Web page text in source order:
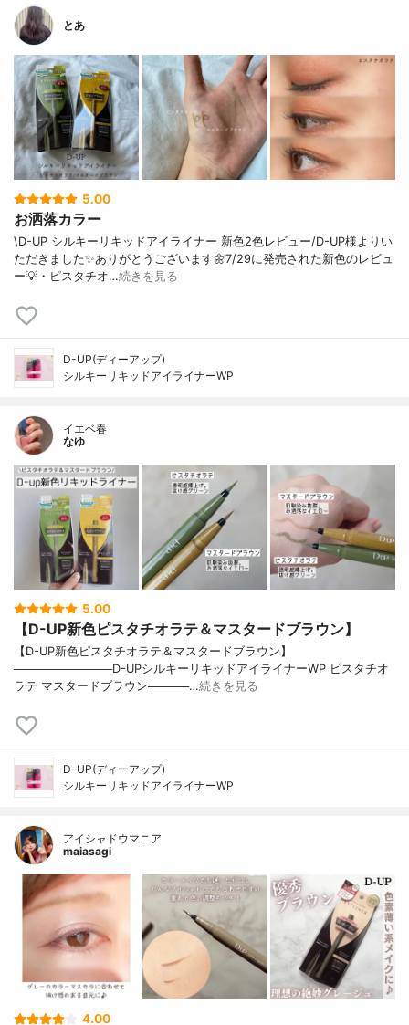
とあ
5.00
お洒落カラー
\D-UP シルキーリキッドアイライナー 新色2色レビュー/D-UP様よりい
ただきました✨ありがとうございます🌼7/29に発売された新色のレビュ
ー💡・ピスタチオ…続きを見る
D-UP(ディーアップ)
シルキーリキッドアイライナーWP
イエベ春
なゆ
5.00
【D-UP新色ピスタチオラテ＆マスタードブラウン】
【D-UP新色ピスタチオラテ＆マスタードブラウン】
────────────D-UPシルキーリキッドアイライナーWP ピスタチオ
ラテ マスタードブラウン─────…続きを見る
D-UP(ディーアップ)
シルキーリキッドアイライナーWP
アイシャドウマニア
maiasagi
4.00